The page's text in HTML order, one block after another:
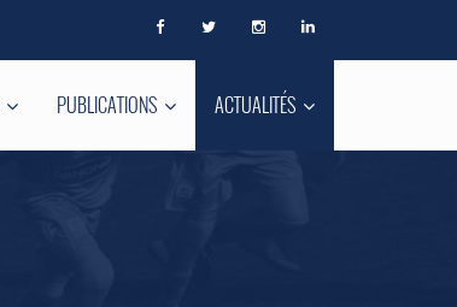
PUBLICATIONS ACTUALITÉS